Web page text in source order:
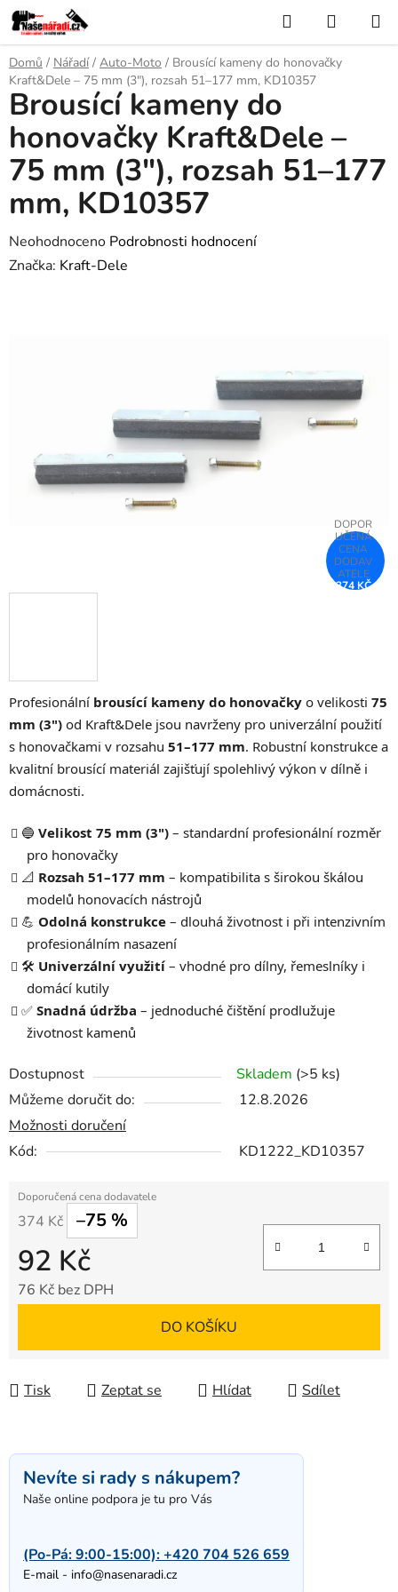
Přejít
na
obsah
Hledat
KOŠÍK
Domů / Nářadí / Auto-Moto / Brousící kameny do honovačky
Kraft&Dele – 75 mm (3"), rozsah 51–177 mm, KD10357
Profesionální brousící kameny do honovačky o velikosti 75
mm (3") od Kraft&Dele jsou navrženy pro univerzální použití
s honovačkami v rozsahu 51–177 mm. Robustní konstrukce a
kvalitní brousící materiál zajišťují spolehlivý výkon v dílně i
domácnosti.
🔵 Velikost 75 mm (3") – standardní profesionální rozměr
pro honovačky
📐 Rozsah 51–177 mm – kompatibilita s širokou škálou
modelů honovacích nástrojů
💪 Odolná konstrukce – dlouhá životnost i při intenzivním
profesionálním nasazení
🛠️ Univerzální využití – vhodné pro dílny, řemeslníky i
domácí kutily
✅ Snadná údržba – jednoduché čištění prodlužuje
životnost kamenů
Dostupnost Skladem (>5 ks)
Můžeme doručit do:
12.8.2026
Možnosti doručení
Kód:
KD1222_KD10357
374 Kč –75 %
92 Kč
76 Kč bez DPH
DO KOŠÍKU
Tisk Zeptat se Hlídat Sdílet
Brousící kameny do
honovačky Kraft&Dele –
75 mm (3"), rozsah 51–177
mm, KD10357
Průměrné
hodnocení
Neohodnoceno Podrobnosti hodnocení
Značka: Kraft-Dele
374 KČ
Nevíte si rady s nákupem?
Naše online podpora je tu pro Vás
(Po-Pá: 9:00-15:00):+420 704 526 659
E-mail - info@nasenaradi.cz